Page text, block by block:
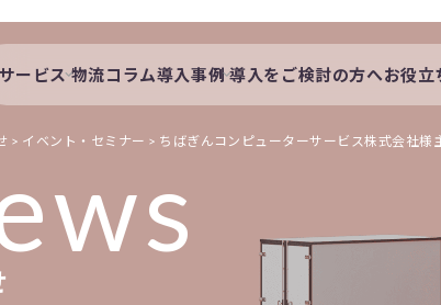
サービス
ストップ
システム
オプション
最適化
物流コラム導入事例
導入事例
導入企業一覧
導入をご検討の方へお役立
> イベント・セミナー > ちばぎんコンピューターサービス株式会社